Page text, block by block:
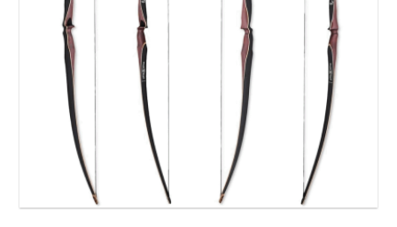
Equipamentos
Atirador
Outdoor
Cutelaria
Pontas Caça
Usados